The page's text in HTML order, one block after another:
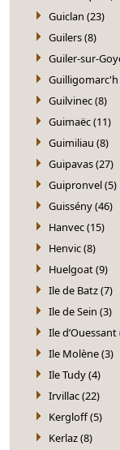
Guiclan (23)
Guilers (8)
Guiler-sur-
Guilligomarc'h
Guilvinec (8)
Guimaëc (11)
Guimiliau (8)
Guipavas (27)
Guipronvel (5)
Guissény (46)
Hanvec (15)
Henvic (8)
Huelgoat (9)
Ile de Batz (7)
Ile de Sein (3)
Ile d’Ouessant
Ile Molène (3)
Ile Tudy (4)
Irvillac (22)
Kergloff (5)
Kerlaz (8)